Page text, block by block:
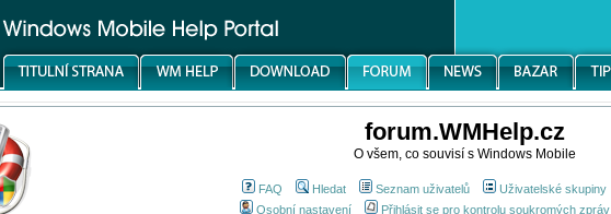
forum.WMHelp.cz
O všem, co souvisí s Windows Mobile
FAQ Hledat Seznam uživatelů Uživatelské skupiny
Osobní nastavení
Přihlásit se pro kontrolu soukromých zpráv